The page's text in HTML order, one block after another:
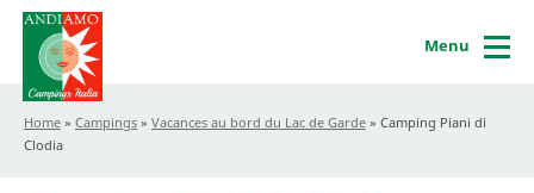
Menu
Home » Campings » Vacances au bord du Lac de Garde » Camping Piani di
Clodia